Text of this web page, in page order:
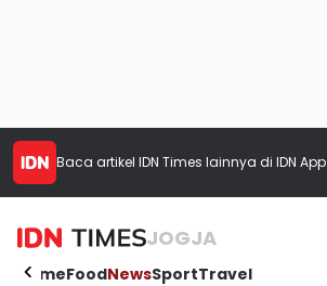
Baca artikel IDN Times lainnya di IDN App
JOGJA
HomeFoodNewsSportTravel